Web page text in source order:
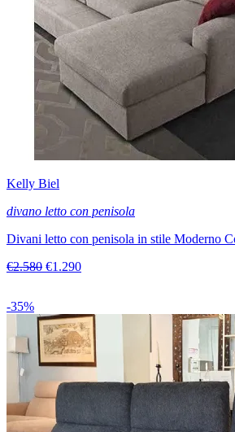
Kelly Biel
divano letto con penisola
Divani letto con penisola in stile Moderno
€2.580 €1.290
-35%